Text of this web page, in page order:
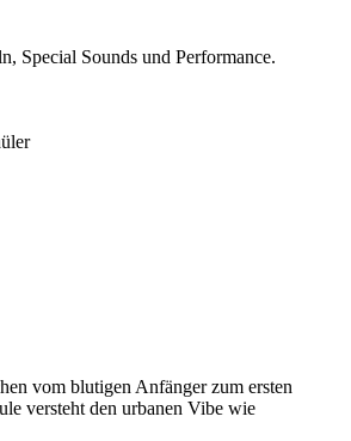
Special Sounds und Performance.
vom blutigen Anfänger zum ersten
versteht den urbanen Vibe wie